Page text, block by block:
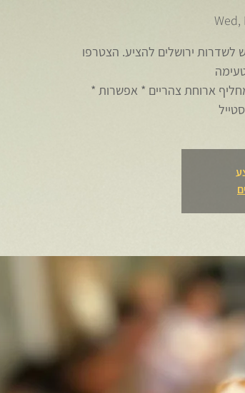
Wed,
ירושלים להציע. הצטרפו
* הסיור מיועד לקבוצות של 12-28 אנשים * הסיור מחליף ארוחת צהריים * אפשרות